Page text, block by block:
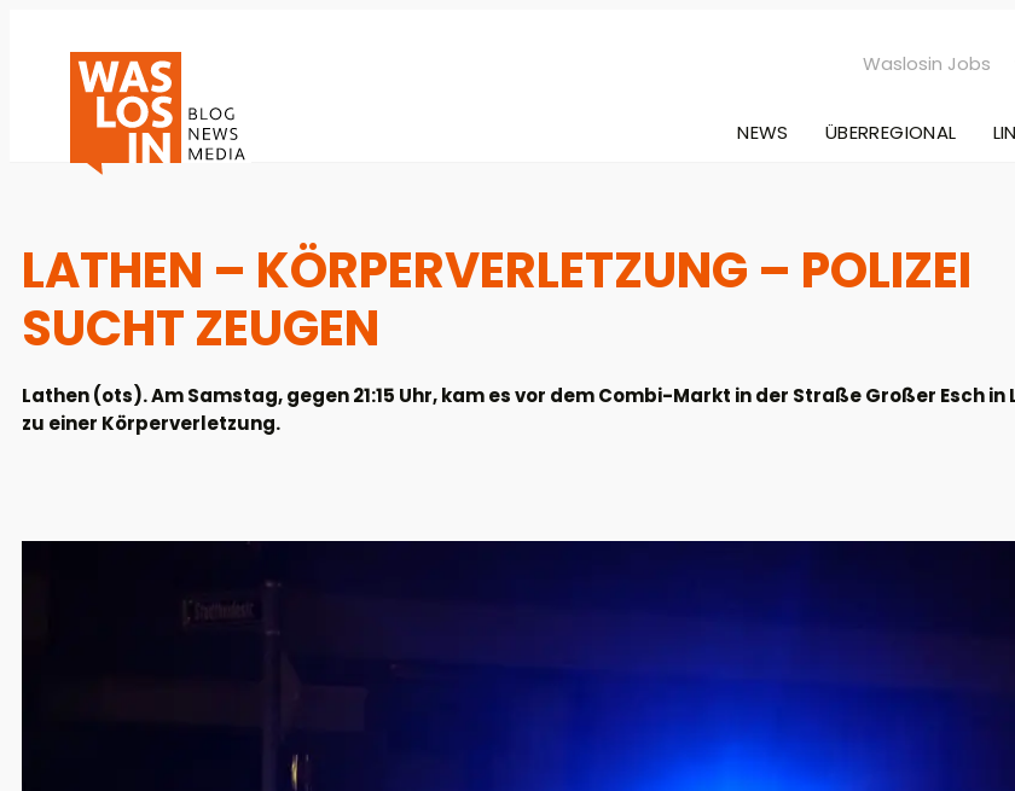
Waslosin Jobs
NEWS ÜBERREGIONAL
LATHEN – KÖRPERVERLETZUNG – POLIZEI
SUCHT ZEUGEN
Lathen (ots). Am Samstag, gegen 21:15 Uhr, kam es vor dem Combi-Markt in der Straße Großer Esch in
zu einer Körperverletzung.